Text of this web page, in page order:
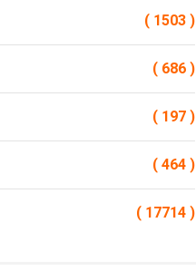
( 1503 )
( 686 )
( 197 )
( 464 )
( 17714 )